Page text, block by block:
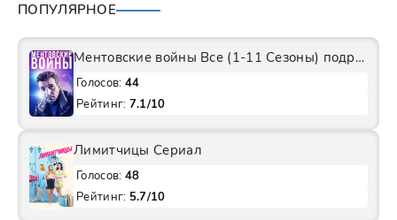
ПОПУЛЯРНОЕ
Ментовские войны Все (1-11 Сезоны) подряд Сериал
Голосов: 44
Рейтинг: 7.1/10
Лимитчицы Сериал
Голосов: 48
Рейтинг: 5.7/10